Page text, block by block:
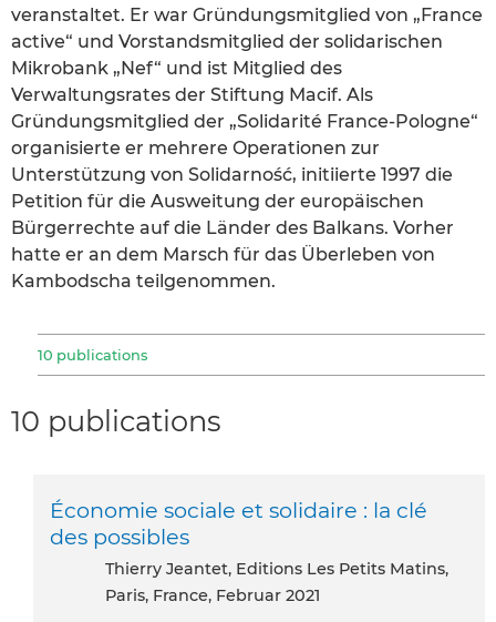
veranstaltet. Er war Gründungsmitglied von „France
active“ und Vorstandsmitglied der solidarischen
Mikrobank „Nef“ und ist Mitglied des
Verwaltungsrates der Stiftung Macif. Als
Gründungsmitglied der „Solidarité France-Pologne“
organisierte er mehrere Operationen zur
Unterstützung von Solidarność, initiierte 1997 die
Petition für die Ausweitung der europäischen
Bürgerrechte auf die Länder des Balkans. Vorher
hatte er an dem Marsch für das Überleben von
Kambodscha teilgenommen.
10 publications
10 publications
Économie sociale et solidaire : la clé
des possibles
Thierry Jeantet, Editions Les Petits Matins,
Paris, France, Februar 2021